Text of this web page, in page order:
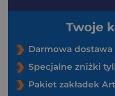
Twoje
Darmowa dostawa
Specjalne zniżki
Pakiet zakładek Art